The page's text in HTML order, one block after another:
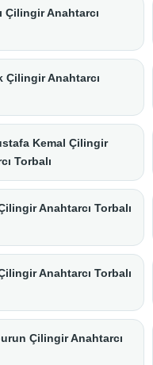
Çilingir Anahtarcı
Çilingir Anahtarcı
Kemal Çilingir
Torbalı
Anahtarcı Torbalı
Anahtarcı Torbalı
Çilingir Anahtarcı